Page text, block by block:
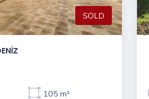
SOLD
105 m²